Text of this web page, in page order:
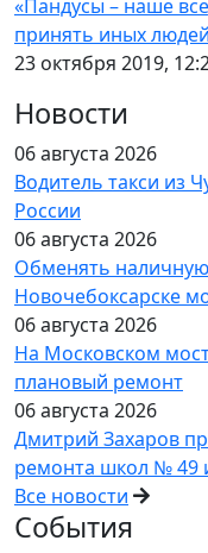
«Пандусы – наше
принять иных
23 октября 2019,
Новости
06 августа 2026
Водитель такси из
России
06 августа 2026
Обменять
Новочебоксарске
06 августа 2026
На Московском
плановый ремонт
06 августа 2026
Дмитрий Захаров
ремонта школ № 49
Все новости
События